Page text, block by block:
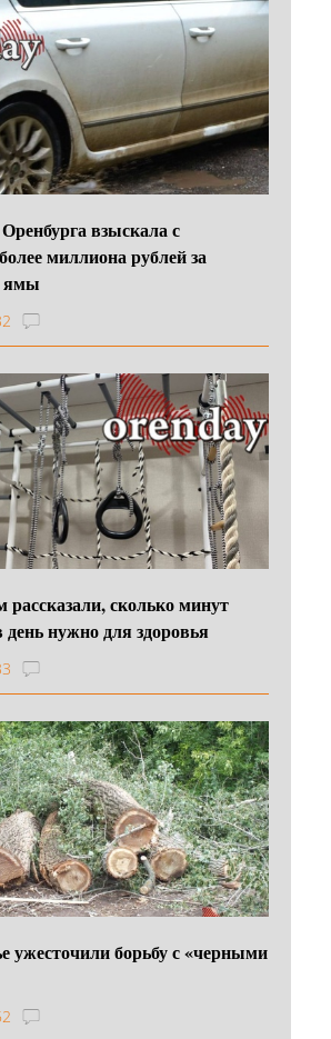
взыскала с
миллиона рублей за
ямы
сколько минут
день нужно для здоровья
ужесточили борьбу с «черными